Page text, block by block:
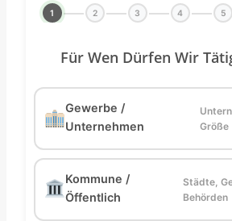
1 2 3 4 5
Für Wen Dürfen Wir
Gewerbe /
Unternehmen
Größe
Kommune /
Öffentlich
Städte,
Behörden